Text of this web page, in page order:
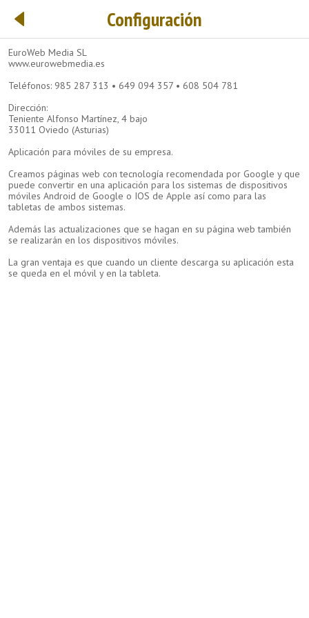
Configuración
EuroWeb Media SL
www.eurowebmedia.es
Teléfonos: 985 287 313 • 649 094 357 • 608 504 781
Dirección:
Teniente Alfonso Martínez, 4 bajo
33011 Oviedo (Asturias)
Aplicación para móviles de su empresa.
Creamos páginas web con tecnología recomendada por Google y que
puede convertir en una aplicación para los sistemas de dispositivos
móviles Android de Google o IOS de Apple así como para las
tabletas de ambos sistemas.
Además las actualizaciones que se hagan en su página web también
se realizarán en los dispositivos móviles.
La gran ventaja es que cuando un cliente descarga su aplicación esta